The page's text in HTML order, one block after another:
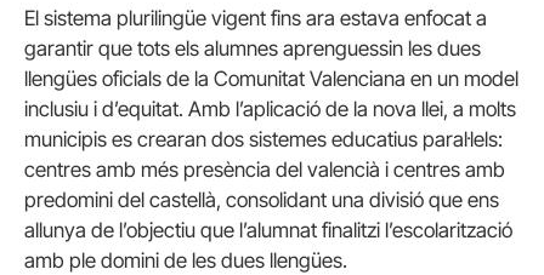
El sistema plurilingüe vigent fins ara estava enfocat a
garantir que tots els alumnes aprenguessin les dues
llengües oficials de la Comunitat Valenciana en un model
inclusiu i d’equitat. Amb l’aplicació de la nova llei, a molts
municipis es crearan dos sistemes educatius paral·lels:
centres amb més presència del valencià i centres amb
predomini del castellà, consolidant una divisió que ens
allunya de l’objectiu que l’alumnat finalitzi l’escolarització
amb ple domini de les dues llengües.